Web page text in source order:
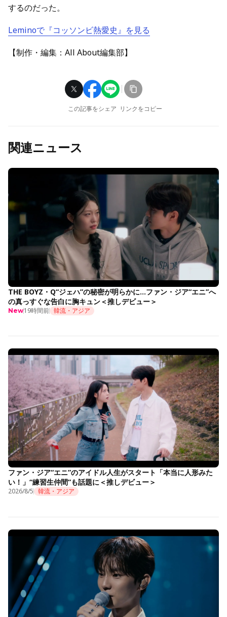
するのだった。
Leminoで『コッソンビ熱愛史』を見る
【制作・編集：All About編集部】
この記事をシェア リンクをコピー
関連ニュース
THE BOYZ・Q“ジェハ”の秘密が明らかに…ファン・ジア“エニ”へ
の真っすぐな告白に胸キュン＜推しデビュー＞
New19時間前 韓流・アジア
ファン・ジア“エニ”のアイドル人生がスタート「本当に人形みた
い！」“練習生仲間”も話題に＜推しデビュー＞
2026/8/5 韓流・アジア